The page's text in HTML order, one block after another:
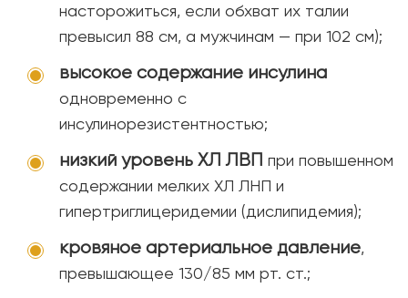
насторожиться, если обхват их талии
превысил 88 см, а мужчинам — при 102 см);
высокое содержание инсулина
одновременно с
инсулинорезистентностью;
низкий уровень ХЛ ЛВП при повышенном
содержании мелких ХЛ ЛНП и
гипертриглицеридемии (дислипидемия);
кровяное артериальное давление,
превышающее 130/85 мм рт. ст.;